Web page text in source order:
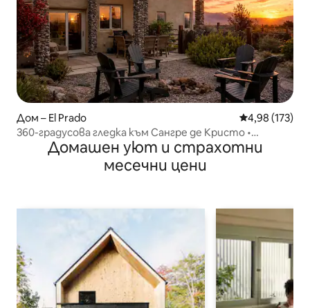
Дом – El Prado Средна
4,98 (173)
360-градусова гледка към Сангре де Кристо •
Джакузи • Бела Меса
Домашен уют и страхотни
месечни цени